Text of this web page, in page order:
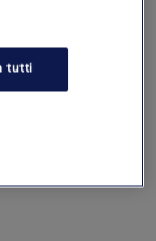
tutti